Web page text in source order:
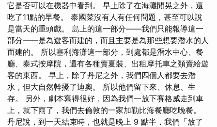
它是否可以在機器中看到。 早上除了在海灘閒晃之外，還
吃了11點的早餐。 泰國菜沒有人有任何問題，甚至可以說
是當天的重頭戲。 島上的這一部分——我們只能報導這一
部分——是為遊客而建的，而且主要是為那些想要潛水的人
而建的。 所以塞利海灘這一部分，到處都是潛水中心、餐
廳、泰式按摩院，還有各種賣夏裝、出租摩托車之類賣給遊
客的東西。 早上，除了丹尼之外，我們四個人都要去潛
水，但大自然幹擾了迪奧。 所以他們留下來、休息、生
存。 另外，劇本寫得很好，因為我們一放下賽格威走到車
上，就下雨了，我們去倫敦的一家加勒比海餐廳吃晚餐。
丹尼說，到一天結束時，也就是晚上 9 點半，我們「放了